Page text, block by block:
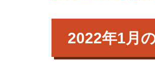
2022年1月